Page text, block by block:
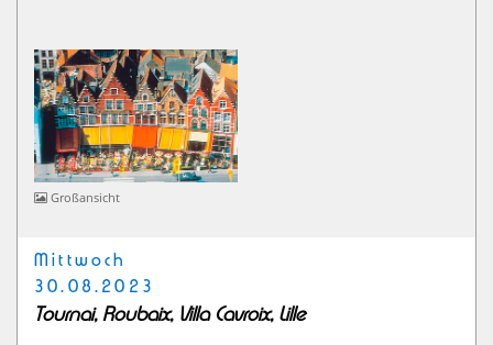
Großansicht
Mittwoch
30.08.2023
Tournai, Roubaix, Villa Cavroix, Lille